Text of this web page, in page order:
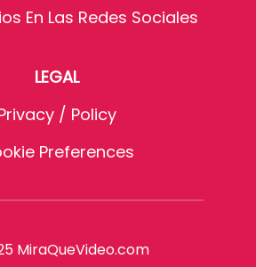
En Las Redes Sociales
LEGAL
/ Policy
Preferences
MiraQueVideo.com